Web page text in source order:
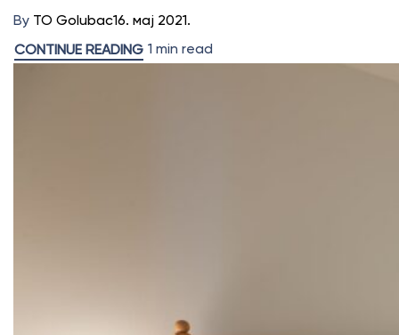
By TO Golubac16. мај 2021.
CONTINUE READING 1 min read